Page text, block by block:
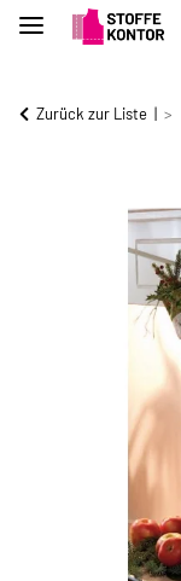
Zurück zur Liste